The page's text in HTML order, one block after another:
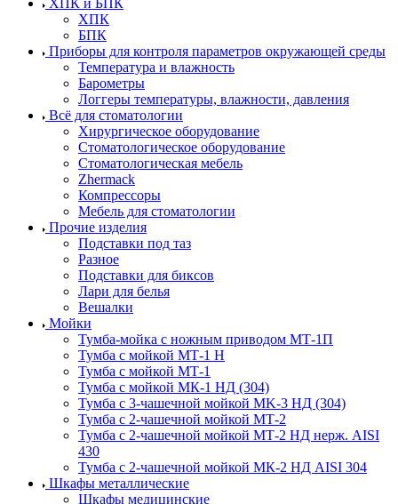
ХПК
БПК
Приборы для контроля параметров окружающей среды
Температура и влажность
Барометры
Логгеры температуры, влажности, давления
Всё для стоматологии
Хирургическое оборудование
Стоматологическое оборудование
Стоматологическая мебель
Zhermack
Компрессоры
Мебель для стоматологии
Прочие изделия
Подставки под таз
Разное
Подставки для биксов
Лари для белья
Вешалки
Мойки
Тумба-мойка с ножным приводом МТ-1П
Тумба с мойкой МТ-1 Н
Тумба с мойкой МТ-1
Тумба с мойкой МК-1 НД (304)
Тумба с 3-чашечной мойкой МK-3 НД (304)
Тумба с 2-чашечной мойкой МТ-2
Тумба с 2-чашечной мойкой МТ-2 НД нерж. AISI
430
Тумба с 2-чашечной мойкой МК-2 НД AISI 304
Шкафы металлические
Шкафы медицинские